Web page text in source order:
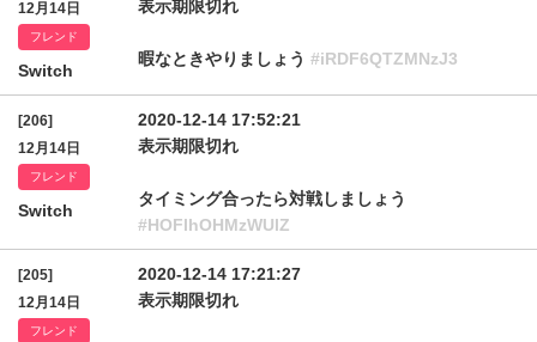
12月14日
フレンド
Switch
表示期限切れ
暇なときやりましょう #iRDF6QTZMNzJ3
[206]
12月14日
フレンド
Switch
2020-12-14 17:52:21
表示期限切れ
タイミング合ったら対戦しましょう
#HOFlhOHMzWUlZ
[205]
12月14日
フレンド
2020-12-14 17:21:27
表示期限切れ